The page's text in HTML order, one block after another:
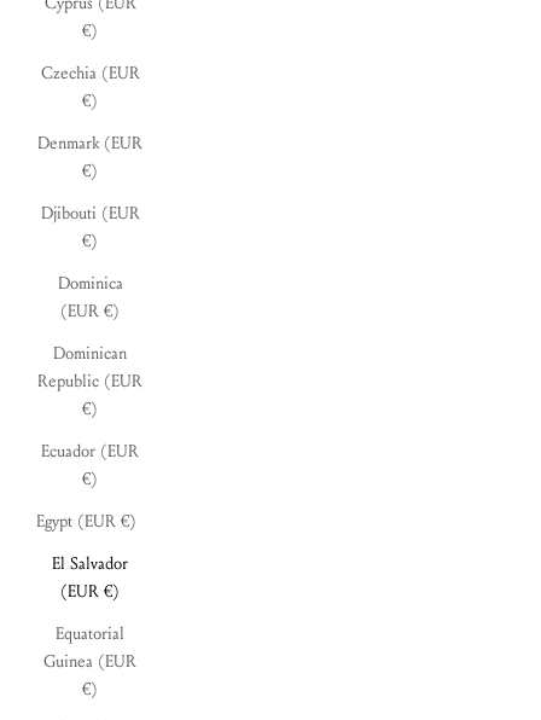
€)
Czechia (EUR
€)
Denmark (EUR
€)
Djibouti (EUR
€)
Dominica
(EUR €)
Dominican
Republic (EUR
€)
Ecuador (EUR
€)
Egypt (EUR €)
El Salvador
(EUR €)
Equatorial
Guinea (EUR
€)